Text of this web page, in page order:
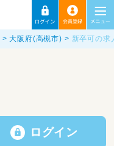
大阪府(高槻市) 新卒可の求
ログイン